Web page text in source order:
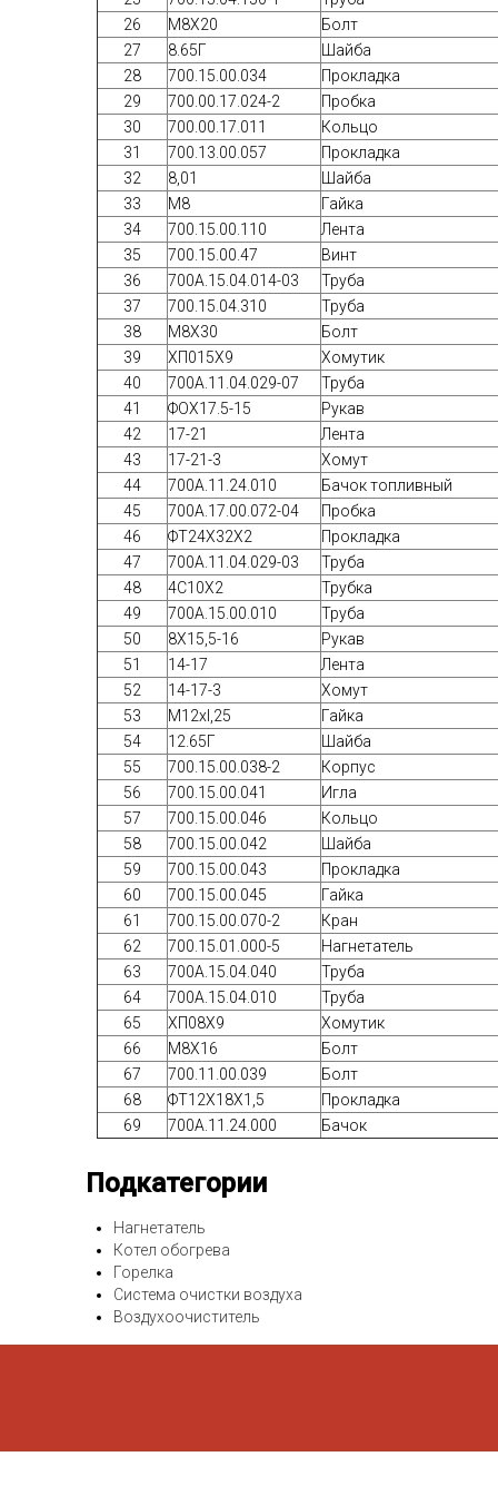
26
М8Х20 Болт
27
8.65Г Шайба
28
700.15.00.034 Прокладка
29
700.00.17.024-2 Пробка
30
700.00.17.011 Кольцо
31
700.13.00.057 Прокладка
32
8,01 Шайба
33
М8 Гайка
34
700.15.00.110 Лента
35
700.15.00.47 Винт
36
700А.15.04.014-03 Труба
37
700.15.04.310 Труба
38
М8Х30 Болт
39
ХП015Х9 Хомутик
40
700А.11.04.029-07 Труба
41
ФОХ17.5-15 Рукав
42
17-21 Лента
43
17-21-3 Хомут
44
700А.11.24.010 Бачок топливный
45
700А.17.00.072-04 Пробка
46
ФТ24Х32Х2 Прокладка
47
700А.11.04.029-03 Труба
48
4С10Х2 Трубка
49
700A.15.00.010 Труба
50
8Х15,5-16 Рукав
51
14-17 Лента
52
14-17-3 Хомут
53
M12xl,25 Гайка
54
12.65Г Шайба
55
700.15.00.038-2 Корпус
56
700.15.00.041 Игла
57
700.15.00.046 Кольцо
58
700.15.00.042 Шайба
59
700.15.00.043 Прокладка
60
700.15.00.045 Гайка
61
700.15.00.070-2 Кран
62
700.15.01.000-5 Нагнетатель
63
700А.15.04.040 Труба
64
700A.15.04.010 Труба
65
ХП08Х9 Хомутик
66
М8Х16 Болт
67
700.11.00.039 Болт
68
ФТ12Х18Х1,5 Прокладка
69
700А.11.24.000 Бачок
Подкатегории
Нагнетатель
Котел обогрева
Горелка
Система очистки воздуха
Воздухоочиститель